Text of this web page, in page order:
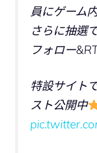
員にゲーム
さらに抽選
フォロー
特設サイト
スト公開中